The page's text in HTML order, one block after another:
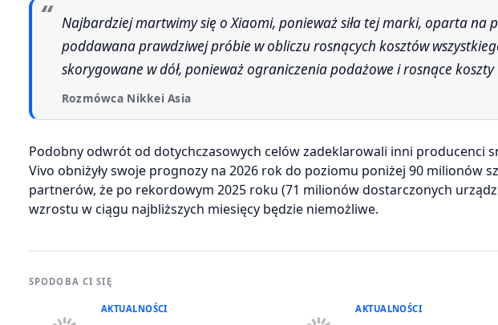
Najbardziej martwimy się o Xiaomi, ponieważ siła tej marki, oparta na przystępnych cenach, jest obecnie
poddawana prawdziwej próbie w obliczu rosnących kosztów
skorygowane w dół, ponieważ ograniczenia podażowe i rosnące
Rozmówca Nikkei Asia
Podobny odwrót od dotychczasowych celów zadeklarowali inni producenci
Vivo obniżyły swoje prognozy na 2026 rok do poziomu poniżej 90 milionów
partnerów, że po rekordowym 2025 roku (71 milionów dostarczonych
wzrostu w ciągu najbliższych miesięcy będzie niemożliwe.
SPODOBA CI SIĘ
AKTUALNOŚCI AKTUALNOŚCI